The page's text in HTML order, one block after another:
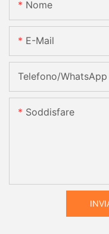
Nome
E-Mail
Telefono/WhatsApp
Soddisfare